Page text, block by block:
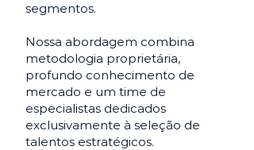
segmentos.
Nossa abordagem combina
metodologia proprietária,
profundo conhecimento de
mercado e um time de
especialistas dedicados
exclusivamente à seleção de
talentos estratégicos.